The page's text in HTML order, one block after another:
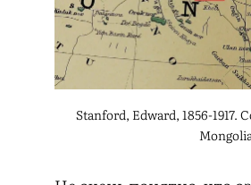
Stanford, Edward, 1856-1917.